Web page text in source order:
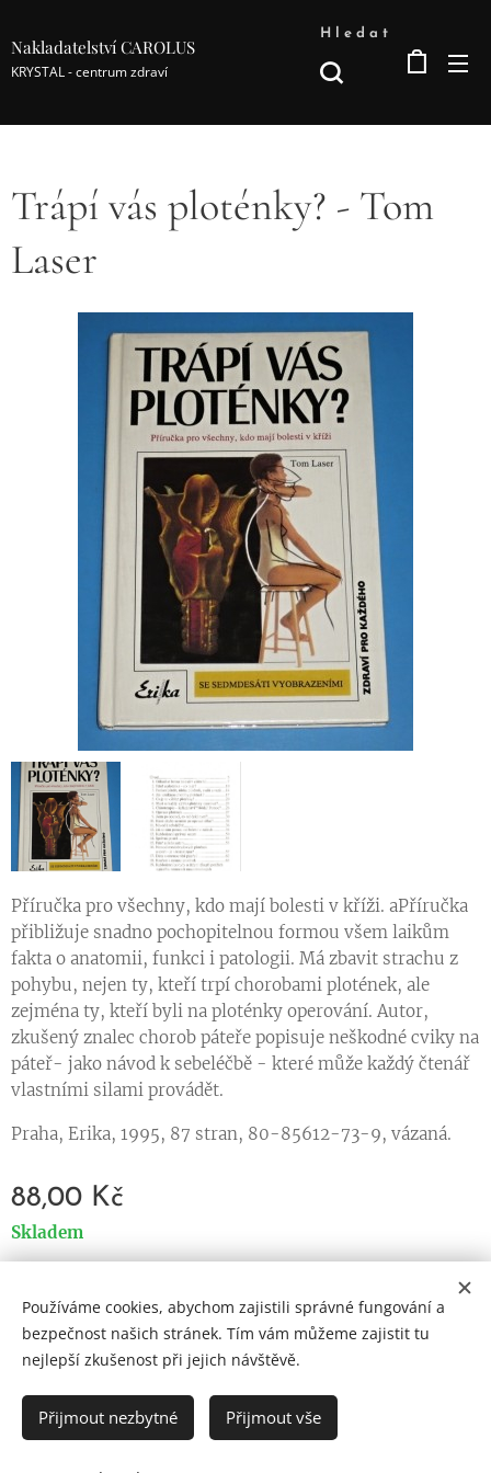
Nakladatelství CAROLUS
KRYSTAL - centrum zdraví
Hledat
Trápí vás ploténky? - Tom
Laser
Příručka pro všechny, kdo mají bolesti v kříži. aPříručka
přibližuje snadno pochopitelnou formou všem laikům
fakta o anatomii, funkci i patologii. Má zbavit strachu z
pohybu, nejen ty, kteří trpí chorobami plotének, ale
zejména ty, kteří byli na ploténky operování. Autor,
zkušený znalec chorob páteře popisuje neškodné cviky na
páteř- jako návod k sebeléčbě - které může každý čtenář
vlastními silami provádět.
Praha, Erika, 1995, 87 stran, 80-85612-73-9, vázaná.
88,00 Kč
Skladem
Cookies
Jazyky
Čeština
English
Používáme cookies, abychom zajistili správné fungování a
bezpečnost našich stránek. Tím vám můžeme zajistit tu
nejlepší zkušenost při jejich návštěvě.
Přijmout nezbytné Přijmout vše